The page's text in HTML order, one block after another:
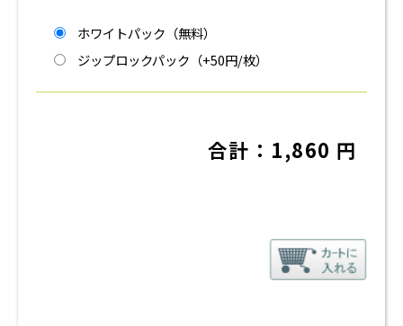
ホワイトパック（無料）
ジップロックパック（+50円/枚）
合計： 1,860 円